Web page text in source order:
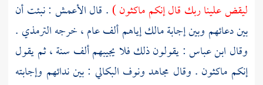
ليقض علينا ربك قال إنكم ماكثون ) . قالالأعمش : نبئت أن
بين دعائهم وبين إجابةمالكإياهم ألف عام ، خرجهالترمذي .
وقال ابن عباس: يقولون ذلك فلا يجيبهم ألف سنة ، ثم يقول
إنكم ماكثون . وقال مجاهدونوف البكالي : بين ندائهم وإجابته